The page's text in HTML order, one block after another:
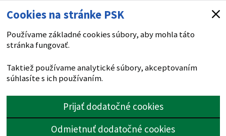
Cookies na stránke PSK
Používame základné cookies súbory, aby mohla táto
stránka fungovať.
Taktiež používame analytické súbory, akceptovaním
súhlasíte s ich používaním.
Prijať dodatočné cookies
Odmietnuť dodatočné cookies